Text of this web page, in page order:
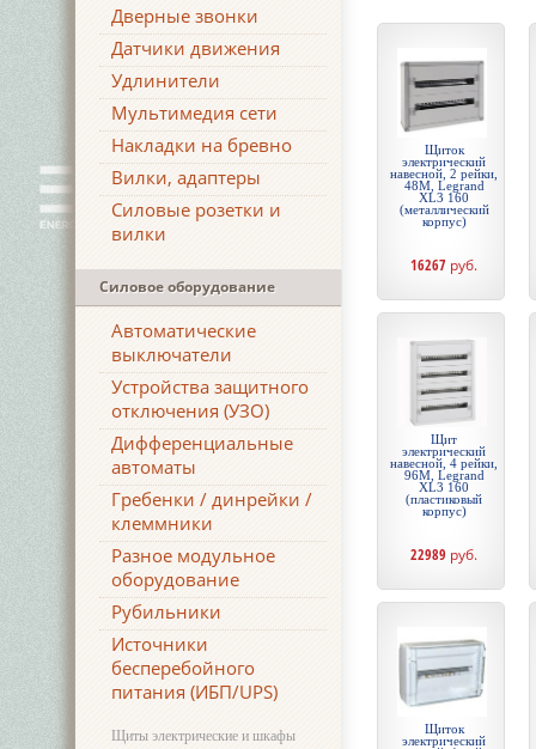
Дверные звонки
Датчики движения
Удлинители
Мультимедия сети
Накладки на бревно
Вилки, адаптеры
Силовые розетки и
вилки
Силовое оборудование
Автоматические
выключатели
Устройства защитного
отключения (УЗО)
Дифференциальные
автоматы
Гребенки / динрейки /
клеммники
Разное модульное
оборудование
Рубильники
Источники
бесперебойного
питания (ИБП/UPS)
Щиты электрические и шкафы
Щиток
электрический
навесной, 2 рейки,
48М, Legrand
XL3 160
(металлический
корпус)
16267 руб.
Щит
электрический
навесной, 4 рейки,
96М, Legrand
XL3 160
(пластиковый
корпус)
22989 руб.
Щиток
электрический